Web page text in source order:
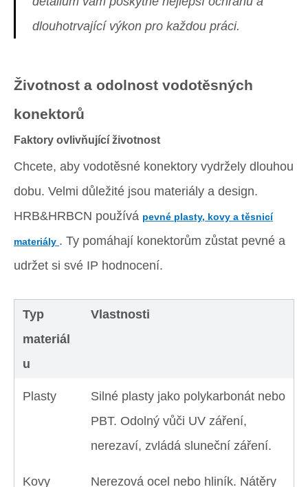
dlouhotrvající výkon pro každou práci.
Životnost a odolnost vodotěsných
konektorů
Faktory ovlivňující životnost
Chcete, aby vodotěsné konektory vydržely dlouhou
dobu. Velmi důležité jsou materiály a design.
HRB&HRBCN používá pevné plasty, kovy a těsnicí
materiály . Ty pomáhají konektorům zůstat pevné a
udržet si své IP hodnocení.
Typ
materiál
u
Vlastnosti
Plasty
Silné plasty jako polykarbonát nebo
PBT. Odolný vůči UV záření,
nerezaví, zvládá sluneční záření.
Kovy
Nerezová ocel nebo hliník. Nátěry